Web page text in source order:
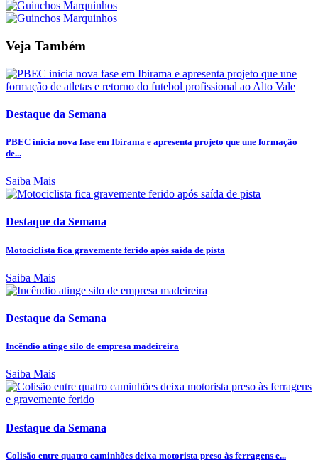
Veja Também
Destaque da Semana
PBEC inicia nova fase em Ibirama e apresenta projeto que une formação
de...
Saiba Mais
Destaque da Semana
Motociclista fica gravemente ferido após saída de pista
Saiba Mais
Destaque da Semana
Incêndio atinge silo de empresa madeireira
Saiba Mais
Destaque da Semana
Colisão entre quatro caminhões deixa motorista preso às ferragens e...